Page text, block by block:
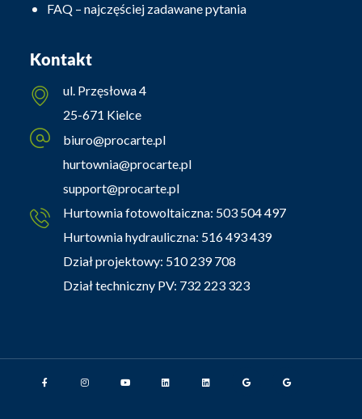
FAQ – najczęściej zadawane pytania
Kontakt
ul. Przęsłowa 4
25-671 Kielce
biuro@procarte.pl
hurtownia@procarte.pl
support@procarte.pl
Hurtownia fotowoltaiczna: 503 504 497
Hurtownia hydrauliczna: 516 493 439
Dział projektowy: 510 239 708
Dział techniczny PV: 732 223 323